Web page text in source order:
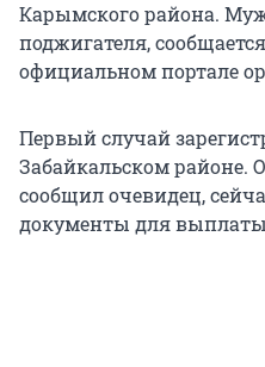
Карымского района.
поджигателя,
официальном портале
Первый случай
Забайкальском районе.
сообщил очевидец,
документы для